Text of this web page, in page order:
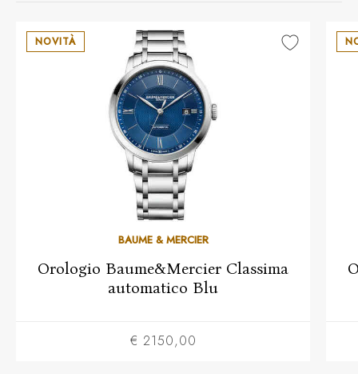
NOVITÀ
BAUME & MERCIER
Orologio Baume&Mercier Classima
automatico Blu
€ 2150,00